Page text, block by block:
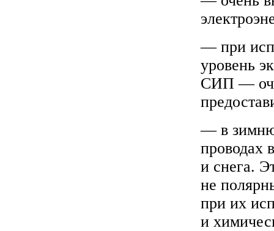
— при
уровень
СИП —
— в
проводах
и снега.
не
при их
и